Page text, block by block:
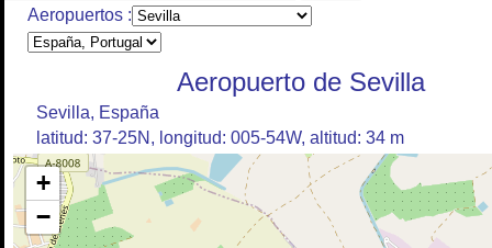
Aeropuertos :
Aeropuerto de Sevilla
Sevilla, España
latitud: 37-25N, longitud: 005-54W, altitud: 34 m
+
−